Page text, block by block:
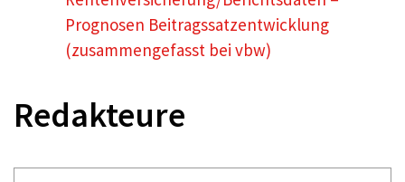
Prognosen Beitragssatzentwicklung
(zusammengefasst bei vbw)
Redakteure